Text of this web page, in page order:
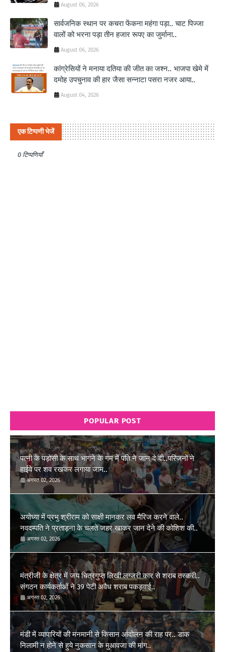
August 06, 2026
सार्वजनिक स्थान पर कचरा फेंकना महंगा पड़ा.. चाट पिज्जा
वालों को भरना पड़ा तीन हजार रूपए का जुर्माना..
August 06, 2026
कांग्रेसियों ने मनाया दतिया की जीत का जश्न.. भाजपा खेमे में
दमोह उपचुनाव की हार जैसा सन्नाटा पसरा नजर आया..
August 04, 2026
एक टिप्पणी भेजें
0 टिप्पणियाँ
POPULAR POST
पत्नी के पड़ोसी के साथ भागने के गम में पति ने जान दे दी..परिजनों ने
हाईवे पर शव रखकर लगाया जाम..
अगस्त 02, 2026
अयोध्या में प्रभु श्रीराम को साक्षी मानकर लव मैरिज करने वाले..
नवदम्पति ने प्रताड़ना के चलते जहर खाकर जान देने की कोशिश की..
अगस्त 02, 2026
मंत्रीजी के क्षेत्र में जय चित्रगुप्त लिखी लग्जरी कार से शराब तस्करी..
संगठन कार्यकर्ताओं ने 39 पेटी अवैध शराब पकड़वाई..
अगस्त 02, 2026
मंडी में व्यापारियों की मनमानी से किसान आंदोलन की राह पर.. डाक
निलामी न होने से हुये नुकसान के मुआवजा की मांग..